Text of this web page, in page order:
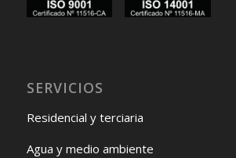
SERVICIOS
Residencial y terciaria
Agua y medio ambiente